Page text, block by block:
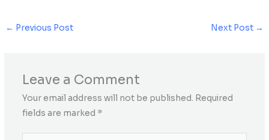
← Previous Post Next Post →
Leave a Comment
Your email address will not be published. Required
fields are marked *